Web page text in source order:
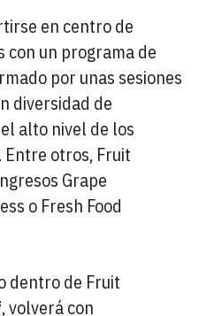
en centro de
con un programa de
por unas sesiones
diversidad de
alto nivel de los
otros, Fruit
Grape
o Fresh Food
dentro de Fruit
, volverá con